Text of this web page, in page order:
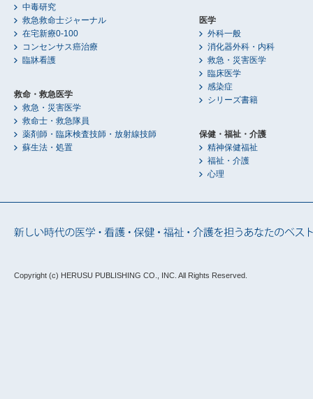
中毒研究
救急救命士ジャーナル
在宅新療0-100
コンセンサス癌治療
臨牀看護
救命・救急医学
救急・災害医学
救命士・救急隊員
薬剤師・臨床検査技師・放射線技師
蘇生法・処置
医学
外科一般
消化器外科・内科
救急・災害医学
臨床医学
感染症
シリーズ書籍
保健・福祉・介護
精神保健福祉
福祉・介護
心理
Copyright (c) HERUSU PUBLISHING CO., INC. All Rights Reserved.